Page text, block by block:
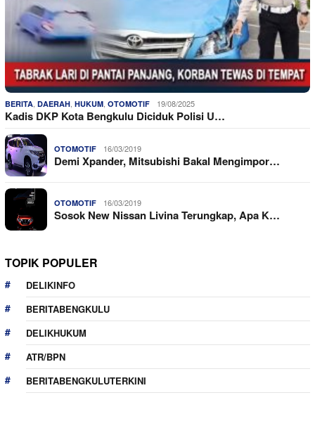
BERITA DAERAH HUKUM OTOMOTIF 19/08/2025
Kadis DKP Kota Bengkulu Diciduk Polisi U…
OTOMOTIF 16/03/2019
Demi Xpander, Mitsubishi Bakal Mengimpor…
OTOMOTIF 16/03/2019
Sosok New Nissan Livina Terungkap, Apa K…
TOPIK POPULER
DELIKINFO
BERITABENGKULU
DELIKHUKUM
ATR/BPN
BERITABENGKULUTERKINI